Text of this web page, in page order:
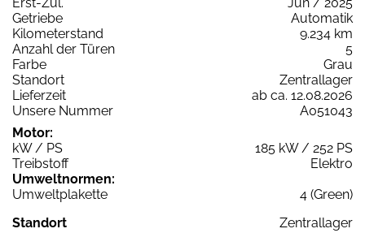
Getriebe
Automatik
Kilometerstand
9.234 km
Anzahl der Türen
5
Farbe
Grau
Standort
Zentrallager
Lieferzeit
ab ca. 12.08.2026
Unsere Nummer
A051043
Motor:
kW / PS
185 kW / 252 PS
Treibstoff
Elektro
Umweltnormen:
Umweltplakette
4 (Green)
Standort
Zentrallager